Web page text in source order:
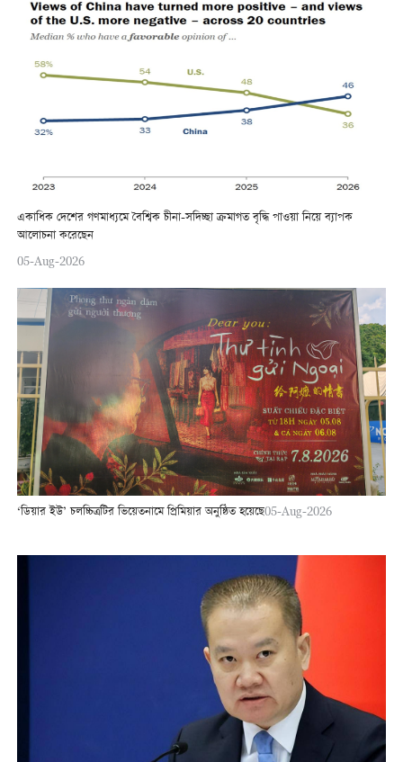
একাধিক দেশের গণমাধ্যমে বৈশ্বিক চীনা-সদিচ্ছা ক্রমাগত বৃদ্ধি পাওয়া নিয়ে ব্যাপক
আলোচনা করেছেন
05-Aug-2026
‘ডিয়ার ইউ’ চলচ্চিত্রটির ভিয়েতনামে প্রিমিয়ার অনুষ্ঠিত হয়েছে05-Aug-2026